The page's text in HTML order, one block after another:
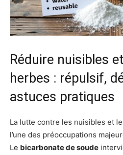
Réduire nuisibles
herbes : répulsif,
astuces pratiques
La lutte contre les nuisibles et
l’une des préoccupations
Le bicarbonate de soude